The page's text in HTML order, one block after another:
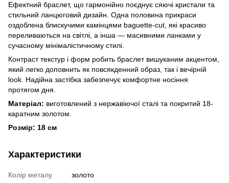
Ефектний браслет, що гармонійно поєднує сяючі кристали та
стильний ланцюговий дизайн. Одна половина прикраси
оздоблена блискучими камінцями baguette-cut, які красиво
переливаються на світлі, а інша — масивними ланками у
сучасному мінімалістичному стилі.
Контраст текстур і форм робить браслет вишуканим акцентом,
який легко доповнить як повсякденний образ, так і вечірній
look. Надійна застібка забезпечує комфортне носіння
протягом дня.
Матеріал: виготовлений з нержавіючої сталі та покритий 18-
каратним золотом.
Розмір: 18 см
Характеристики
Колір металу
золото